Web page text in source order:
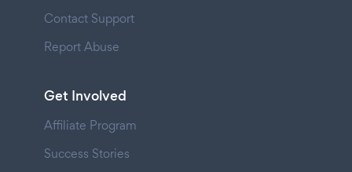
Contact Support
Report Abuse
Get Involved
Affiliate Program
Success Stories